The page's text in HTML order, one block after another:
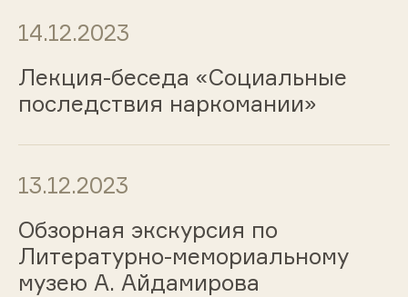
14.12.2023
Лекция-беседа «Социальные
последствия наркомании»
13.12.2023
Обзорная экскурсия по
Литературно-мемориальному
музею А. Айдамирова